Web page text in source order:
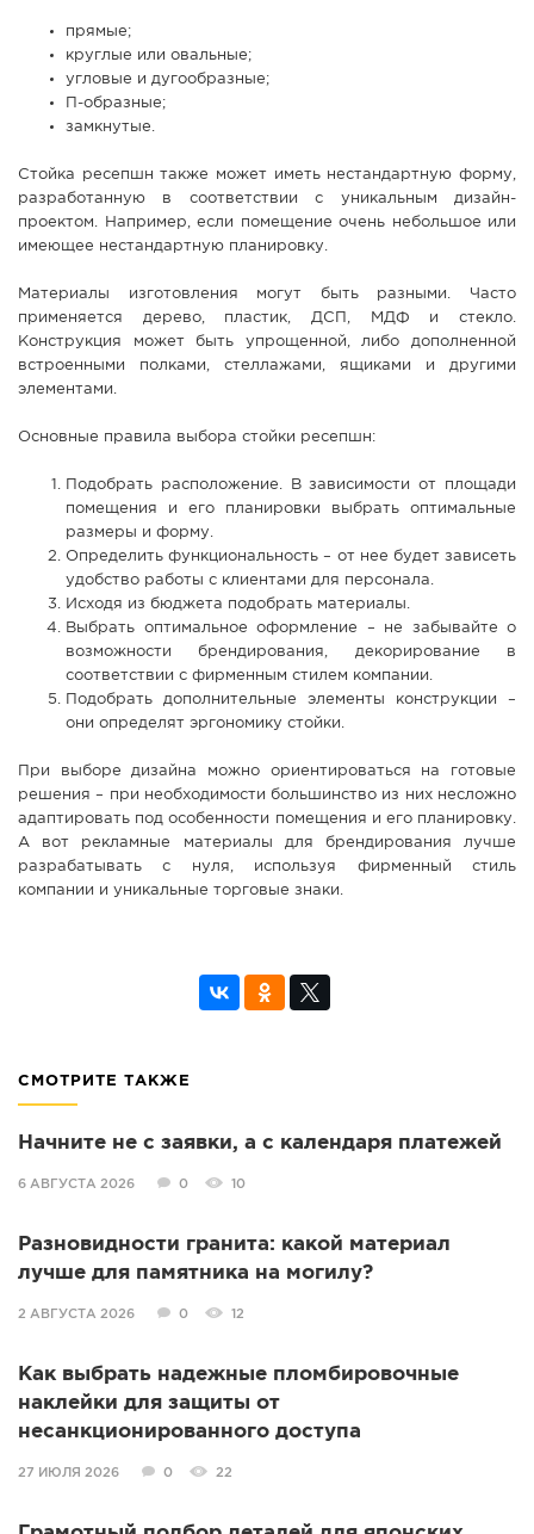
прямые;
круглые или овальные;
угловые и дугообразные;
П-образные;
замкнутые.
Стойка ресепшн также может иметь нестандартную форму,
разработанную в соответствии с уникальным дизайн-
проектом. Например, если помещение очень небольшое или
имеющее нестандартную планировку.
Материалы изготовления могут быть разными. Часто
применяется дерево, пластик, ДСП, МДФ и стекло.
Конструкция может быть упрощенной, либо дополненной
встроенными полками, стеллажами, ящиками и другими
элементами.
Основные правила выбора стойки ресепшн:
Подобрать расположение. В зависимости от площади
помещения и его планировки выбрать оптимальные
размеры и форму.
Определить функциональность – от нее будет зависеть
удобство работы с клиентами для персонала.
Исходя из бюджета подобрать материалы.
Выбрать оптимальное оформление – не забывайте о
возможности брендирования, декорирование в
соответствии с фирменным стилем компании.
Подобрать дополнительные элементы конструкции –
они определят эргономику стойки.
При выборе дизайна можно ориентироваться на готовые
решения – при необходимости большинство из них несложно
адаптировать под особенности помещения и его планировку.
А вот рекламные материалы для брендирования лучше
разрабатывать с нуля, используя фирменный стиль
компании и уникальные торговые знаки.
СМОТРИТЕ ТАКЖЕ
Начните не с заявки, а с календаря платежей
6 АВГУСТА 2026 0 10
Разновидности гранита: какой материал
лучше для памятника на могилу?
2 АВГУСТА 2026 0 12
Как выбрать надежные пломбировочные
наклейки для защиты от
несанкционированного доступа
27 ИЮЛЯ 2026 0 22